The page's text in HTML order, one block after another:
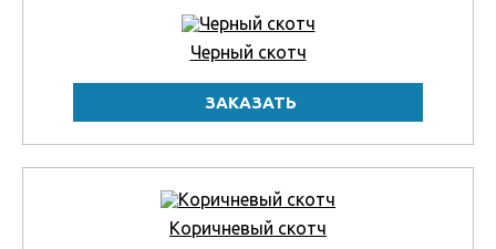
Черный скотч
Коричневый скотч